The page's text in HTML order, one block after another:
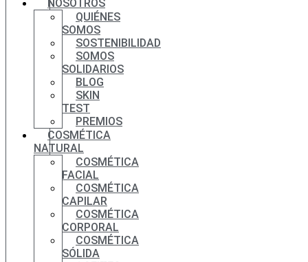
NOSOTROS
QUIÉNES
SOMOS
SOSTENIBILIDAD
SOMOS
SOLIDARIOS
BLOG
SKIN
TEST
PREMIOS
COSMÉTICA
NATURAL
COSMÉTICA
FACIAL
COSMÉTICA
CAPILAR
COSMÉTICA
CORPORAL
COSMÉTICA
SÓLIDA